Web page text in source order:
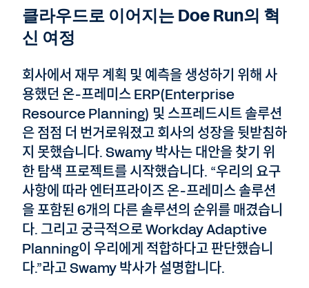
클라우드로 이어지는 Doe Run의 혁
신 여정
회사에서 재무 계획 및 예측을 생성하기 위해 사
용했던 온-프레미스 ERP(Enterprise
Resource Planning) 및 스프레드시트 솔루션
은 점점 더 번거로워졌고 회사의 성장을 뒷받침하
지 못했습니다. Swamy 박사는 대안을 찾기 위
한 탐색 프로젝트를 시작했습니다. “우리의 요구
사항에 따라 엔터프라이즈 온-프레미스 솔루션
을 포함된 6개의 다른 솔루션의 순위를 매겼습니
다. 그리고 궁극적으로 Workday Adaptive
Planning이 우리에게 적합하다고 판단했습니
다.”라고 Swamy 박사가 설명합니다.